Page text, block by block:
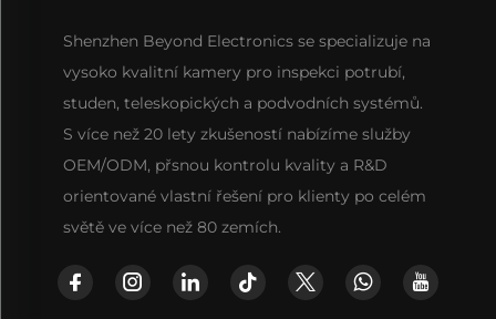
Shenzhen Beyond Electronics se specializuje na
vysoko kvalitní kamery pro inspekci potrubí,
studen, teleskopických a podvodních systémů.
S více než 20 lety zkušeností nabízíme služby
OEM/ODM, přsnou kontrolu kvality a R&D
orientované vlastní řešení pro klienty po celém
světě ve více než 80 zemích.